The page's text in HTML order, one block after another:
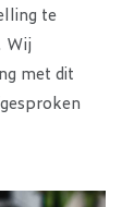
te
Wij
met dit